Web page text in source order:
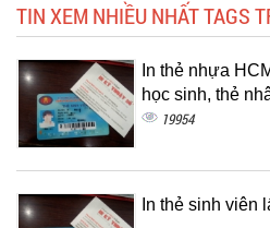
TIN XEM NHIỀU NHẤT TAGS
In thẻ nhựa
học sinh, thẻ
19954
In thẻ sinh viên